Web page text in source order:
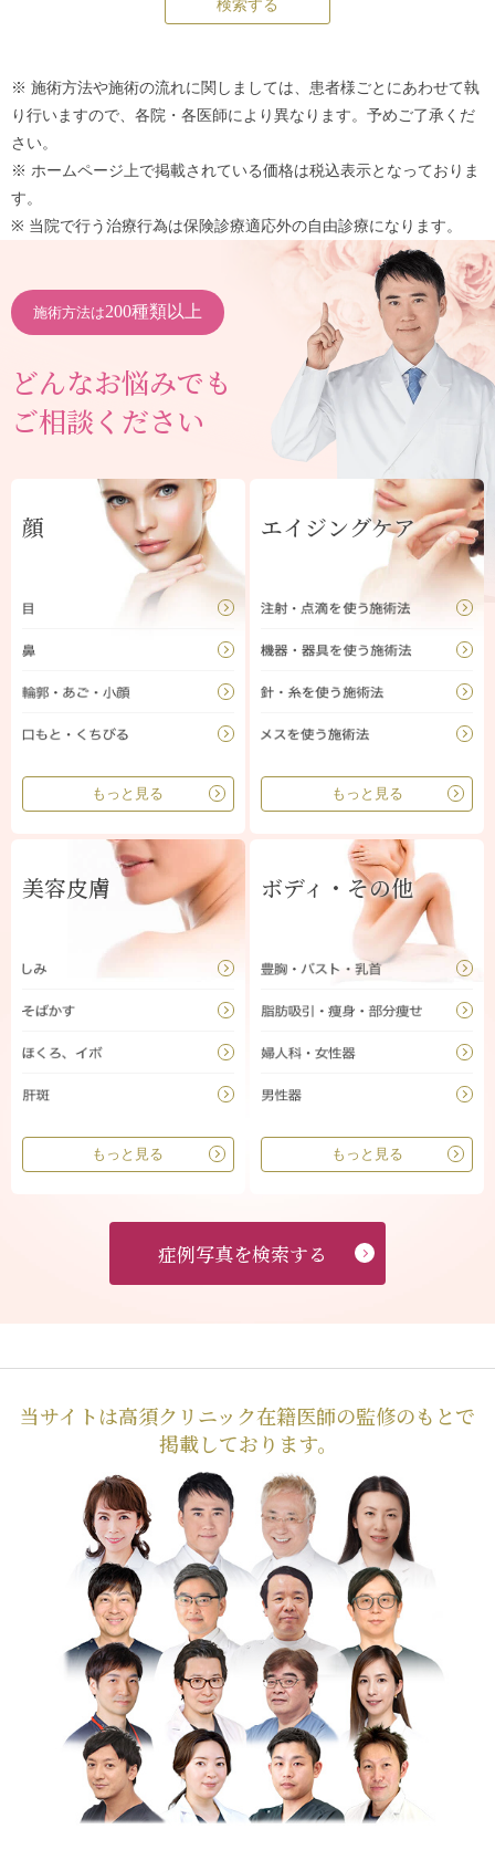
※ 施術方法や施術の流れに関しましては、患者様ごとにあわせて執
り行いますので、各院・各医師により異なります。予めご了承くだ
さい。
※ ホームページ上で掲載されている価格は税込表示となっておりま
す。
※ 当院で行う治療行為は保険診療適応外の自由診療になります。
施術方法は200種類以上
どんなお悩みでも
ご相談ください
顔
もっと見る
エイジングケア
もっと見る
美容皮膚
もっと見る
ボディ・その他
もっと見る
症例写真を検索する
当サイトは高須クリニック在籍医師の監修のもとで
掲載しております。